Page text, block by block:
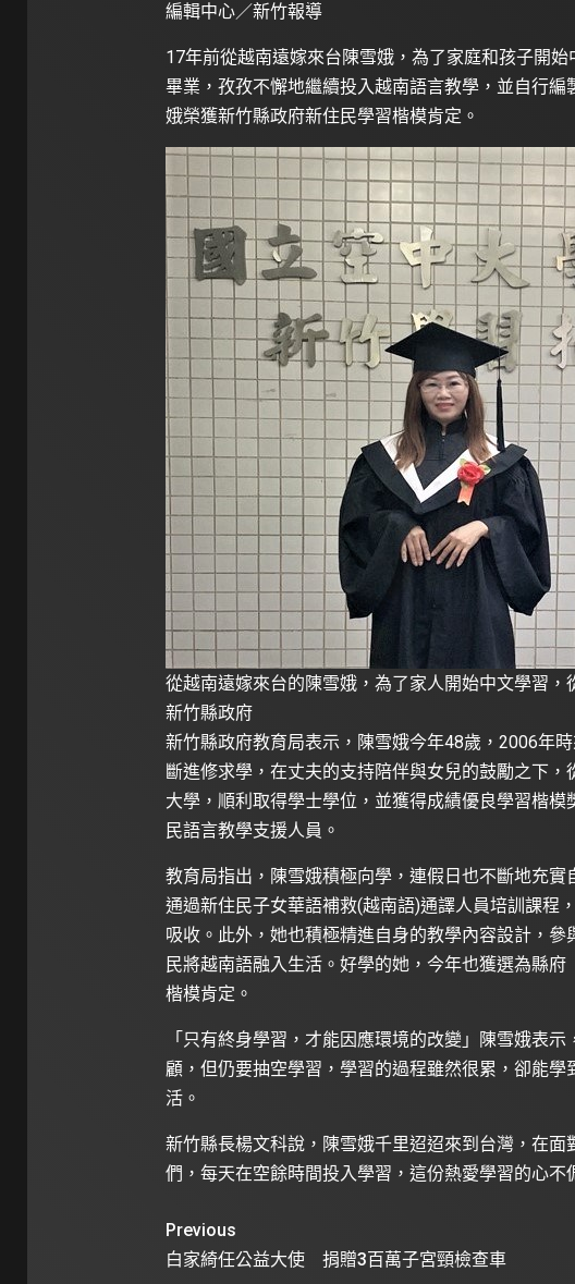
編輯中心／新竹報導
17年前從越南遠嫁來台陳雪娥，為了家庭和孩子開
畢業，孜孜不懈地繼續投入越南語言教學，並自行
娥榮獲新竹縣政府新住民學習楷模肯定。
從越南遠嫁來台的陳雪娥，為了家人開始中文學習
新竹縣政府
新竹縣政府教育局表示，陳雪娥今年48歲，2006年
斷進修求學，在丈夫的支持陪伴與女兒的鼓勵之下
大學，順利取得學士學位，並獲得成績優良學習楷
民語言教學支援人員。
教育局指出，陳雪娥積極向學，連假日也不斷地充
通過新住民子女華語補救(越南語)通譯人員培訓課程
吸收。此外，她也積極精進自身的教學內容設計，
民將越南語融入生活。好學的她，今年也獲選為縣
楷模肯定。
「只有終身學習，才能因應環境的改變」陳雪娥表
顧，但仍要抽空學習，學習的過程雖然很累，卻能
活。
新竹縣長楊文科說，陳雪娥千里迢迢來到台灣，在
們，每天在空餘時間投入學習，這份熱愛學習的心不
Previous
白家綺任公益大使 捐贈3百萬子宮頸檢查車